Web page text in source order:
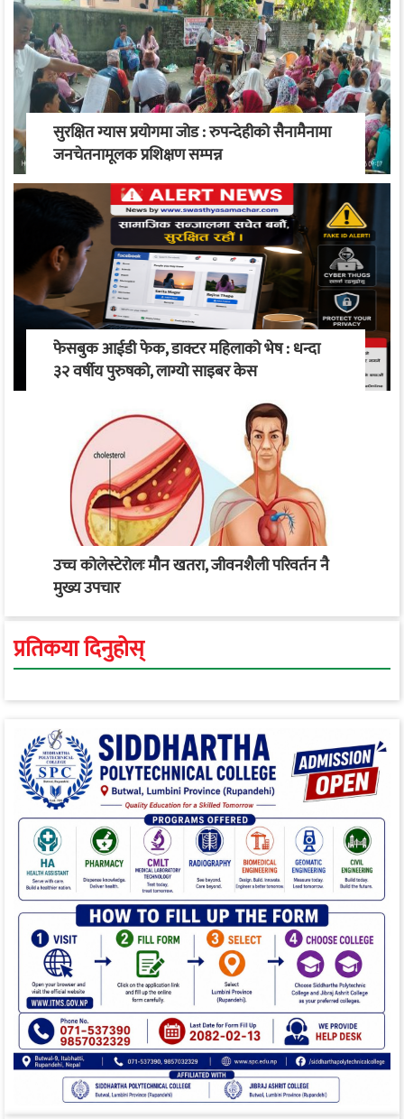
सुरक्षित ग्यास प्रयोगमा जोड : रुपन्देहीको सैनामैनामा
जनचेतनामूलक प्रशिक्षण सम्पन्न
फेसबुक आईडी फेक, डाक्टर महिलाको भेष : धन्दा
३२ वर्षीय पुरुषको, लाग्यो साइबर केस
उच्च कोलेस्टेरोलः मौन खतरा, जीवनशैली परिवर्तन नै
मुख्य उपचार
प्रतिकया दिनुहोस्